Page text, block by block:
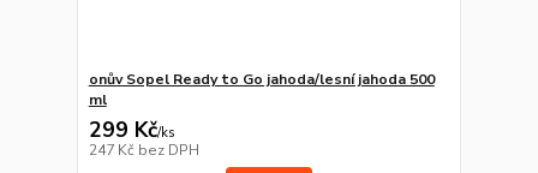
onův Sopel Ready to Go jahoda/lesní jahoda 500
ml
299 Kč/ks
247 Kč bez DPH